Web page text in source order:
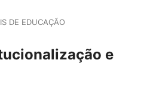
DE EDUCAÇÃO
e